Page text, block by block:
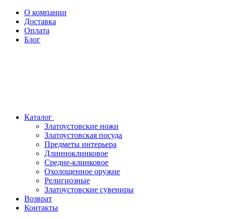
О компании
Доставка
Оплата
Блог
Каталог
Златоустовские ножи
Златоустовская посуда
Предметы интерьера
Длинноклинковое
Средне-клинковое
Охолощенное оружие
Религиозные
Златоустовские сувениры
Возврат
Контакты